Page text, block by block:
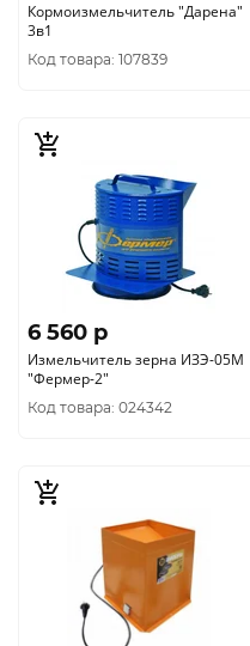
Кормоизмельчитель "Дарена"
3в1
Код товара: 107839
6 560 p
Измельчитель зерна ИЗЭ-05М
"Фермер-2"
Код товара: 024342